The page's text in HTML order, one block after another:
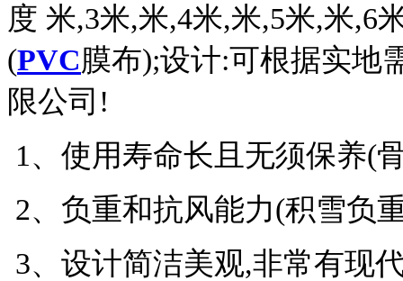
度 米,3米,米,4米,米,5米,米,6
(PVC膜布);设计:可根据实地
限公司!
1、使用寿命长且无须保养(
2、负重和抗风能力(积雪负
3、设计简洁美观,非常有现